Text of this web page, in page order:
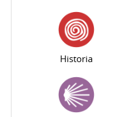
Historia